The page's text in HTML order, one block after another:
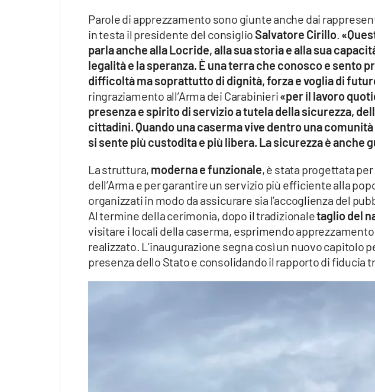
Parole di apprezzamento sono giunte anche dai
in testa il presidente del consiglioSalvatore Cirillo.
parla anche alla Locride, alla sua storia e alla sua
legalità e la speranza. È una terra che conosco e sento
difficoltà ma soprattutto di dignità, forza e voglia di
ringraziamento all’Arma dei Carabinieri«per il lavoro
presenza e spirito di servizio a tutela della sicurezza,
cittadini. Quando una caserma vive dentro una
si sente più custodita e più libera. La sicurezza è anche
La struttura, moderna e funzionale, è stata progettata
dell’Arma e per garantire un servizio più efficiente alla
organizzati in modo da assicurare sia l’accoglienza del
Al termine della cerimonia, dopo il tradizionaletaglio del
visitare i locali della caserma, esprimendo
realizzato. L’inaugurazione segna così un nuovo capitolo
presenza dello Stato e consolidando il rapporto di fiducia